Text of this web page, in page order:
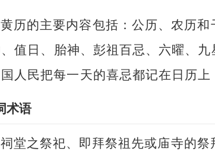
历的主要内容包括：公历、农历
值日、胎神、彭祖百忌、六曜、
人民把每一天的喜忌都记在日历上
术语
堂之祭祀、即拜祭祖先或庙寺的祭